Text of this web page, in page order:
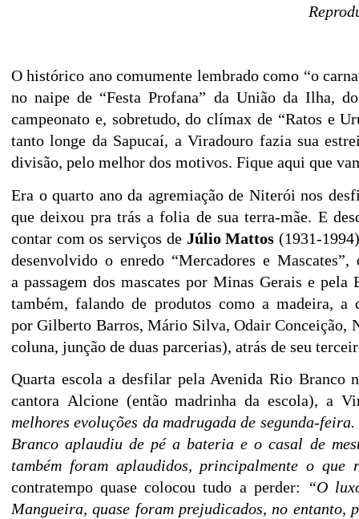
O histórico ano comumente lembrado como “o
no naipe de “Festa Profana” da União da Ilha,
campeonato e, sobretudo, do clímax de “Ratos e
tanto longe da Sapucaí, a Viradouro fazia sua
divisão, pelo melhor dos motivos. Fique aqui que
Era o quarto ano da agremiação de Niterói nos
que deixou pra trás a folia de sua terra-mãe. E
contar com os serviços de Júlio Mattos (1931-
desenvolvido o enredo “Mercadores e Mascates”,
a passagem dos mascates por Minas Gerais e pela
também, falando de produtos como a madeira, a
por Gilberto Barros, Mário Silva, Odair Conceição,
coluna, junção de duas parcerias), atrás de seu
Quarta escola a desfilar pela Avenida Rio Branco
cantora Alcione (então madrinha da escola), a
melhores evoluções da madrugada de segunda-feira.
Branco aplaudiu de pé a bateria e o casal de
também foram aplaudidos, principalmente o que
contratempo quase colocou tudo a perder:
“O
Mangueira, quase foram prejudicados, no entanto,